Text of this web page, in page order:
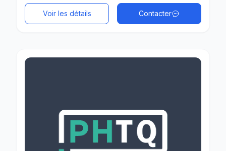
Voir les détails Contacter